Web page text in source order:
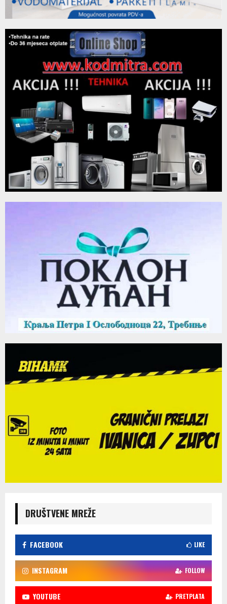
DRUŠTVENE MREŽE
FACEBOOK LIKE
INSTAGRAM FOLLOW
YOUTUBE PRETPLATA